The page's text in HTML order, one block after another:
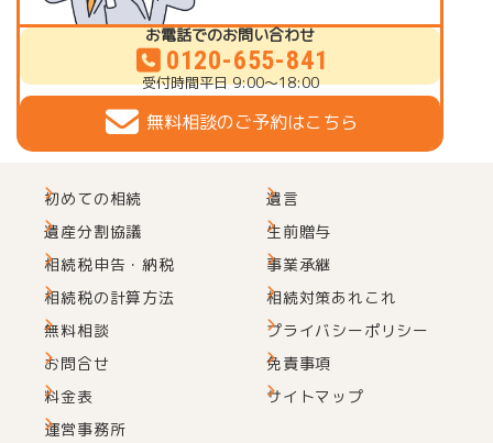
お電話でのお問い合わせ
0120-655-841
受付時間平日 9:00～18:00
無料相談のご予約はこちら
初めての相続
遺産分割協議
相続税申告・納税
相続税の計算方法
遺言
生前贈与
事業承継
相続対策あれこれ
無料相談
お問合せ
料金表
運営事務所
プライバシーポリシー
免責事項
サイトマップ